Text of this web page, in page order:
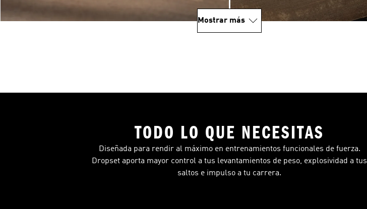
Mostrar más
TODO LO QUE NECESITAS
Diseñada para rendir al máximo en entrenamientos funcionales de fuerza.
Dropset aporta mayor control a tus levantamientos de peso, explosividad a tus
saltos e impulso a tu carrera.